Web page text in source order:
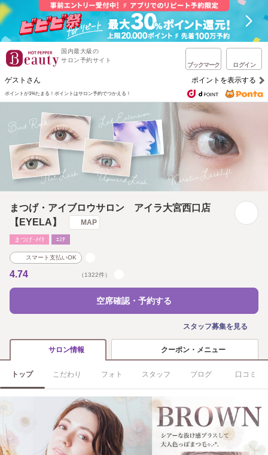
国内最大級の
サロン予約サイト
ブックマーク ログイン
ゲストさん ポイントを表示する
ポイントが1%たまる！ ポイントはサロン予約でつかえる！
まつげ・アイブロウサロン アイラ大宮西口店
【EYELA】
MAP
まつげ･ﾒｲｸ ｴｽﾃ
スマート支払いOK
4.74 （1322件）
空席確認・予約する
スタッフ募集を見る
サロン情報 クーポン・メニュー
トップ こだわり フォト スタッフ ブログ 口コミ